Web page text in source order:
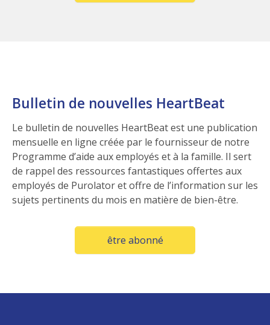
Bulletin de nouvelles HeartBeat
Le bulletin de nouvelles HeartBeat est une publication
mensuelle en ligne créée par le fournisseur de notre
Programme d’aide aux employés et à la famille. Il sert
de rappel des ressources fantastiques offertes aux
employés de Purolator et offre de l’information sur les
sujets pertinents du mois en matière de bien-être.
être abonné(Opens in a new